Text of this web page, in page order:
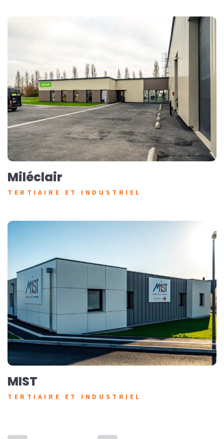
Miléclair
TERTIAIRE ET INDUSTRIEL
MIST
TERTIAIRE ET INDUSTRIEL